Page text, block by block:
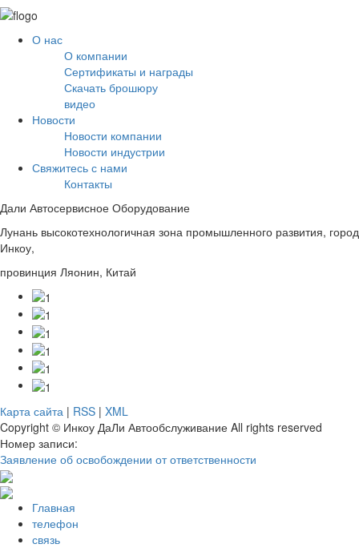
О нас
О компании
Сертификаты и награды
Скачать брошюру
видео
Новости
Новости компании
Новости индустрии
Свяжитесь с нами
Контакты
Дали Автосервисное Оборудование
Лунань высокотехнологичная зона промышленного развития, город
Инкоу,
провинция Ляонин, Китай
Карта сайта | RSS | XML
Copyright © Инкоу ДаЛи Автообслуживание All rights reserved
Номер записи:
Заявление об освобождении от ответственности
Главная
телефон
связь